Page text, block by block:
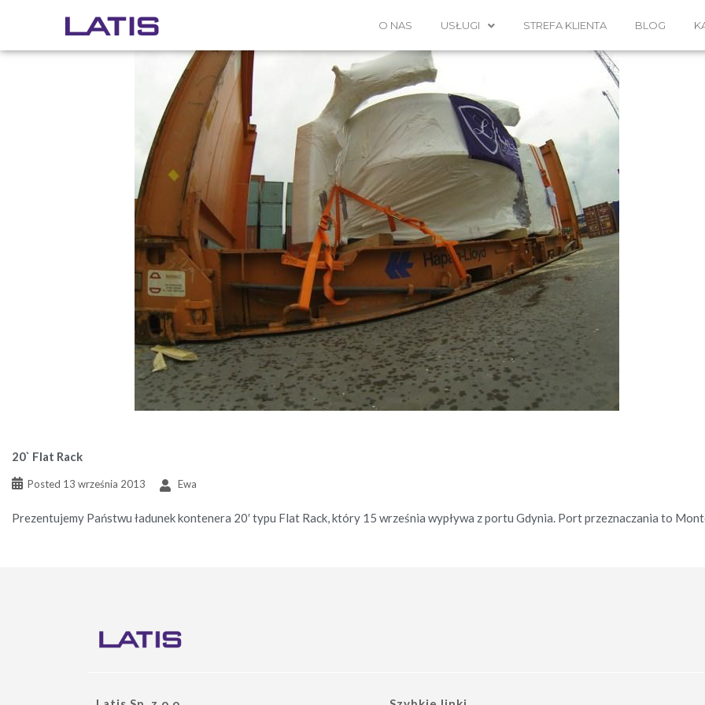
O NAS USŁUGI STREFA KLIENTA BLOG
wrzesień 2013
20` Flat Rack
Posted 13 września 2013 Ewa
Prezentujemy Państwu ładunek kontenera 20′ typu Flat Rack, który 15 września wypływa z portu Gdynia. Port przeznaczania to